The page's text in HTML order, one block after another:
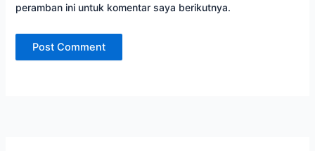
peramban ini untuk komentar saya berikutnya.